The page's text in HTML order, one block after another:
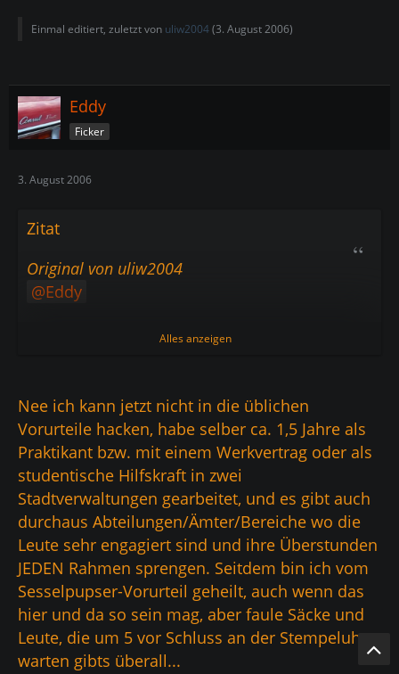
Einmal editiert, zuletzt von uliw2004(3. August 2006)
Eddy
Ficker
3. August 2006
Zitat
Original von uliw2004
Eddy
[SIZE=3]Wieso Büro???[/SIZE]
in Behörden ohnehin nur Ruheräume und
Schlafzimmer! :O
Wir werden ja auch nicht versetzt, sondern
umgebettet! :O
Uli
Alles anzeigen
Nee ich kann jetzt nicht in die üblichen
Vorurteile hacken, habe selber ca. 1,5 Jahre als
Praktikant bzw. mit einem Werkvertrag oder als
studentische Hilfskraft in zwei
Stadtverwaltungen gearbeitet, und es gibt auch
durchaus Abteilungen/Ämter/Bereiche wo die
Leute sehr engagiert sind und ihre Überstunden
JEDEN Rahmen sprengen. Seitdem bin ich vom
Sesselpupser-Vorurteil geheilt, auch wenn das
hier und da so sein mag, aber faule Säcke und
Leute, die um 5 vor Schluss an der Stempeluhr
warten gibts überall...